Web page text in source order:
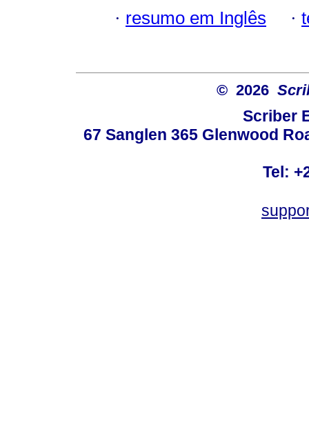
· resumo em Inglês ·
© 2026
Scriber
67 Sanglen 365 Glenwood
Tel: